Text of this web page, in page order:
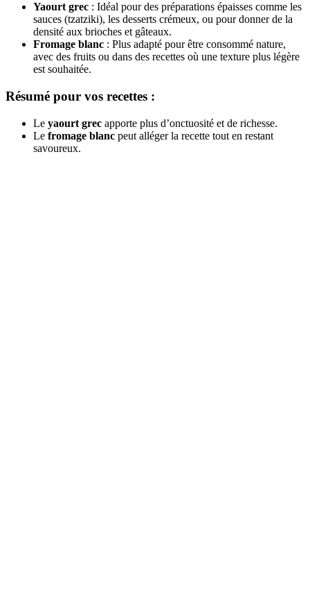
Yaourt grec : Idéal pour des préparations épaisses comme les
sauces (tzatziki), les desserts crémeux, ou pour donner de la
densité aux brioches et gâteaux.
Fromage blanc : Plus adapté pour être consommé nature,
avec des fruits ou dans des recettes où une texture plus légère
est souhaitée.
Résumé pour vos recettes :
Le yaourt grec apporte plus d’onctuosité et de richesse.
Le fromage blanc peut alléger la recette tout en restant
savoureux.